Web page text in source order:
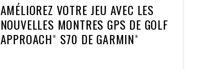
AMÉLIOREZ VOTRE JEU AVEC LES
NOUVELLES MONTRES GPS DE GOLF
APPROACH® S70 DE GARMIN®